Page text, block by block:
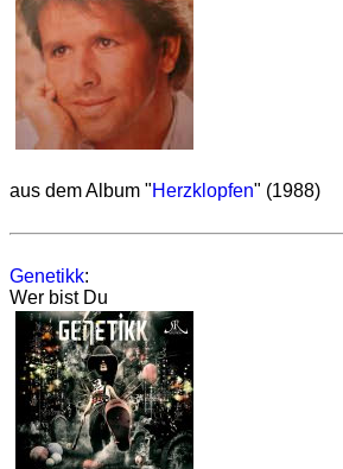
aus dem Album "Herzklopfen" (1988)
Genetikk:
Wer bist Du